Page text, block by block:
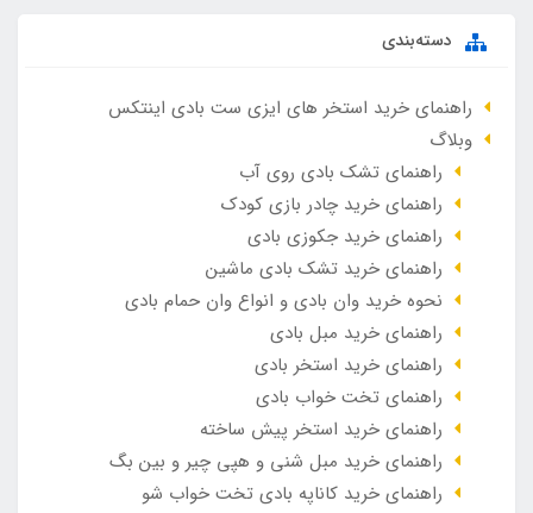
دسته‌بندی
راهنمای خرید استخر های ایزی ست بادی اینتکس
وبلاگ
راهنمای تشک بادی روی آب
راهنمای خرید چادر بازی کودک
راهنمای خرید جکوزی بادی
راهنمای خرید تشک بادی ماشین
نحوه خرید وان بادی و انواع وان حمام بادی
راهنمای خرید مبل بادی
راهنمای خرید استخر بادی
راهنمای تخت خواب بادی
راهنمای خرید استخر پیش ساخته
راهنمای خرید مبل شنی و هپی چیر و بین بگ
راهنمای خرید کاناپه بادی تخت خواب شو